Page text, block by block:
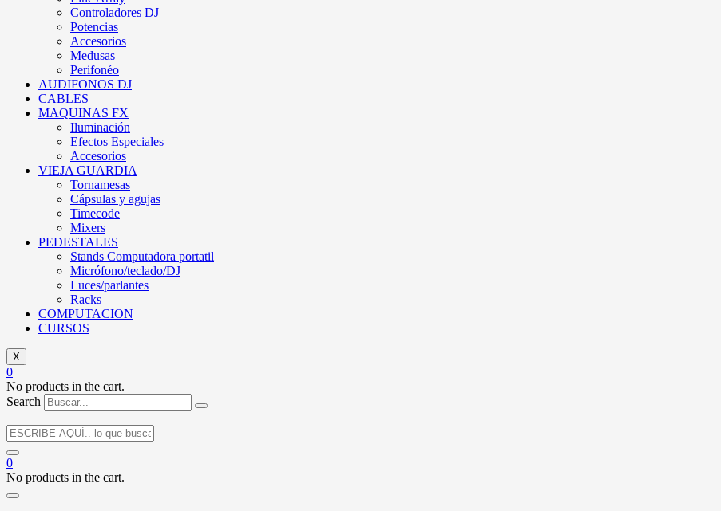
Controladores DJ
Potencias
Accesorios
Medusas
Perifonéo
AUDIFONOS DJ
CABLES
MAQUINAS FX
Iluminación
Efectos Especiales
Accesorios
VIEJA GUARDIA
Tornamesas
Cápsulas y agujas
Timecode
Mixers
PEDESTALES
Stands Computadora portatil
Micrófono/teclado/DJ
Luces/parlantes
Racks
COMPUTACION
CURSOS
X
0
No products in the cart.
Search
0
No products in the cart.